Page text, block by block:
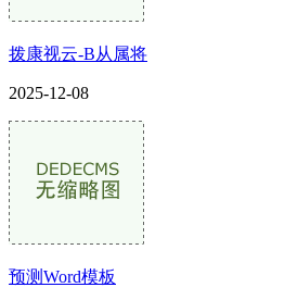
拨康视云-B从属将
2025-12-08
预测Word模板